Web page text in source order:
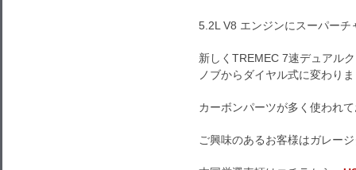
5.2L V8 エンジンにスーパー
新しくTREMEC 7速デュアル
ノブからダイヤル式に変わり
カーボンパーツが多く使われ
ご興味のあるお客様はガレー